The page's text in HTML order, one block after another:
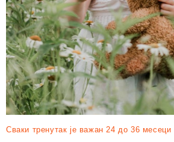
Сваки тренутак је важан 24 до 36 месеци